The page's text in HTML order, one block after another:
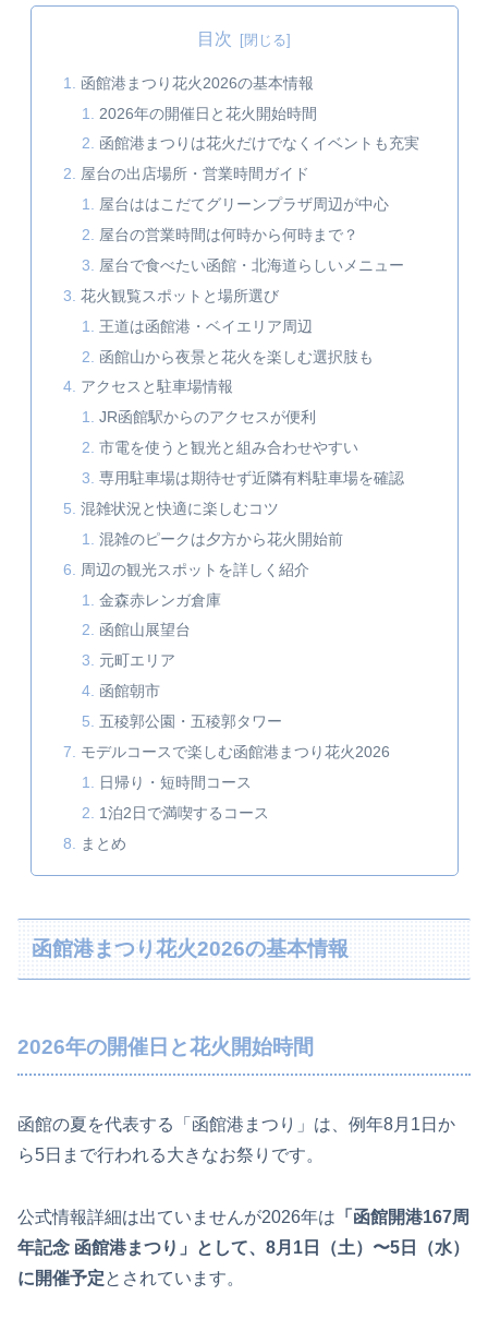
目次
函館港まつり花火2026の基本情報
2026年の開催日と花火開始時間
函館港まつりは花火だけでなくイベントも充実
屋台の出店場所・営業時間ガイド
屋台ははこだてグリーンプラザ周辺が中心
屋台の営業時間は何時から何時まで？
屋台で食べたい函館・北海道らしいメニュー
花火観覧スポットと場所選び
王道は函館港・ベイエリア周辺
函館山から夜景と花火を楽しむ選択肢も
アクセスと駐車場情報
JR函館駅からのアクセスが便利
市電を使うと観光と組み合わせやすい
専用駐車場は期待せず近隣有料駐車場を確認
混雑状況と快適に楽しむコツ
混雑のピークは夕方から花火開始前
周辺の観光スポットを詳しく紹介
金森赤レンガ倉庫
函館山展望台
元町エリア
函館朝市
五稜郭公園・五稜郭タワー
モデルコースで楽しむ函館港まつり花火2026
日帰り・短時間コース
1泊2日で満喫するコース
まとめ
函館港まつり花火2026の基本情報
2026年の開催日と花火開始時間
函館の夏を代表する「函館港まつり」は、例年8月1日か
ら5日まで行われる大きなお祭りです。
公式情報詳細は出ていませんが2026年は 「函館開港167周
年記念 函館港まつり」として、8月1日（土）〜5日（水）
に開催予定とされています。